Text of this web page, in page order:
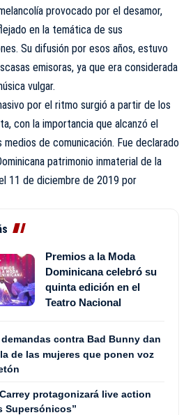
provocado por el desamor,
en la temática de sus
Su difusión por esos años, estuvo
emisoras, ya que era considerada
vulgar.
por el ritmo surgió a partir de los
con la importancia que alcanzó el
medios de comunicación. Fue declarado
patrimonio inmaterial de la
11 de diciembre de 2019 por
Premios a la Moda
Dominicana celebró su
quinta edición en el
Teatro Nacional
demandas contra Bad Bunny dan
de las mujeres que ponen voz
protagonizará live action
Supersónicos”